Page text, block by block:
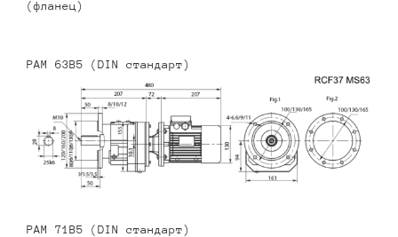
(фланец)
PAM 63B5 (DIN стандарт)
PAM 71B5 (DIN стандарт)